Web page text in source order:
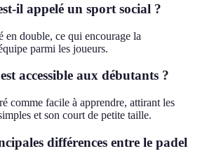
il appelé un sport social ?
en double, ce qui encourage la
parmi les joueurs.
accessible aux débutants ?
comme facile à apprendre, attirant les
et son court de petite taille.
différences entre le padel